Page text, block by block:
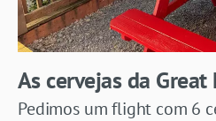
As cervejas da
Pedimos um flight com 6